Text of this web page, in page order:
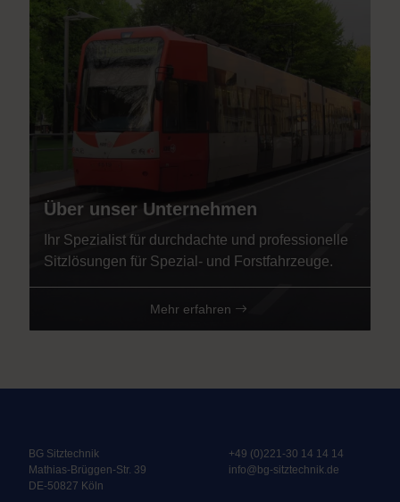
Über unser Unternehmen
Ihr Spezialist für durchdachte und professionelle
Sitzlösungen für Spezial- und Forstfahrzeuge.
Mehr erfahren
BG Sitztechnik
Mathias-Brüggen-Str. 39
DE-50827 Köln
+49 (0)221-30 14 14 14
info@bg-sitztechnik.de